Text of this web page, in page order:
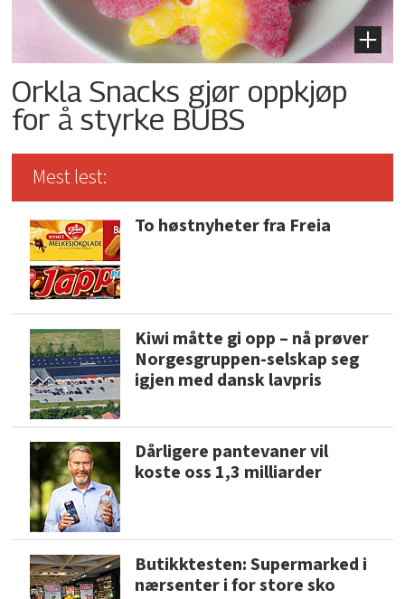
Orkla Snacks gjør oppkjøp
for å styrke BUBS
Mest lest:
To høstnyheter fra Freia
Kiwi måtte gi opp – nå prøver
Norgesgruppen-selskap seg
igjen med dansk lavpris
Dårligere pantevaner vil
koste oss 1,3 milliarder
Butikktesten: Supermarked i
nærsenter i for store sko